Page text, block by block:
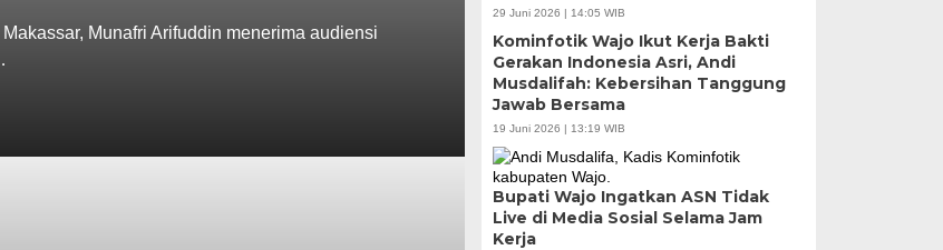
Munafri Arifuddin menerima audiensi
29 Juni 2026 | 14:05 WIB
Kominfotik Wajo Ikut Kerja Bakti
Gerakan Indonesia Asri, Andi
Musdalifah: Kebersihan Tanggung
Jawab Bersama
19 Juni 2026 | 13:19 WIB
Bupati Wajo Ingatkan ASN Tidak
Live di Media Sosial Selama Jam
Kerja